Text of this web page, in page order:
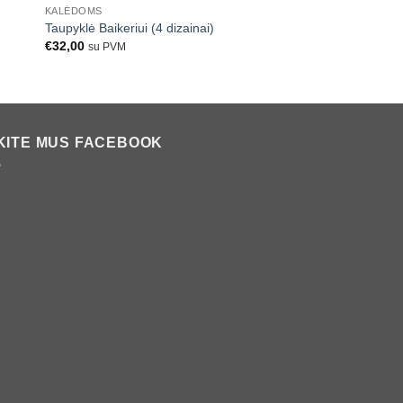
KALĖDOMS
Taupyklė Baikeriui (4 dizainai)
€32,00 su PVM
MUS FACEBOOK